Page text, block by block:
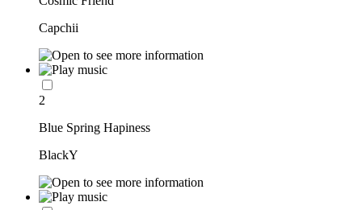
Capchii
2
Blue Spring Hapiness
BlackY